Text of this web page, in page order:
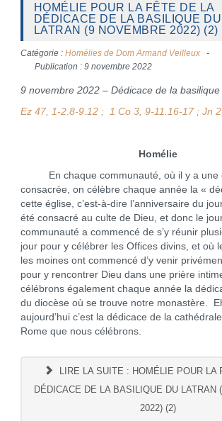
HOMÉLIE POUR LA FÊTE DE LA
DÉDICACE DE LA BASILIQUE DU
LATRAN (9 NOVEMBRE 2022) (2)
Catégorie : Homélies de Dom Armand Veilleux
Publication : 9 novembre 2022
9 novembre 2022 – Dédicace de la
Ez 47, 1-2.8-9.12 ; 1 Co 3, 9-11.16-17 ; Jn
Homélie
En chaque communauté, où il y a une
consacrée, on célèbre chaque année la «
cette église, c’est-à-dire l’anniversaire du
été consacré au culte de Dieu, et donc le
communauté a commencé de s’y réunir
jour pour y célébrer les Offices divins, et où
les moines ont commencé d’y venir
pour y rencontrer Dieu dans une prière
célébrons également chaque année la
du diocèse où se trouve notre monastère.
aujourd’hui c’est la dédicace de la
Rome que nous célébrons.
LIRE LA SUITE : HOMÉLIE POUR LA
DÉDICACE DE LA BASILIQUE DU LATRAN
2022) (2)